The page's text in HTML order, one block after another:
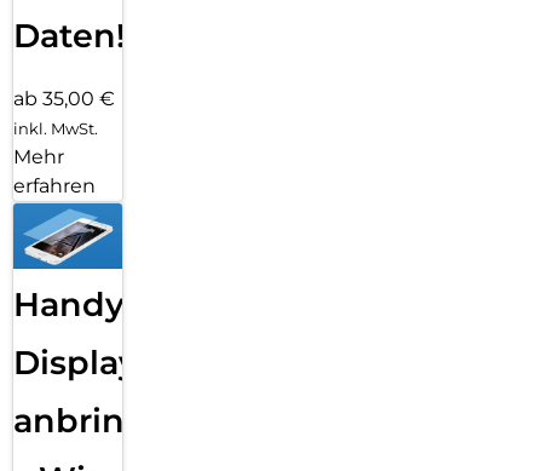
Daten!
ab 35,00 €
inkl. MwSt.
Mehr
erfahren
Handy
Displayfolie
anbringen